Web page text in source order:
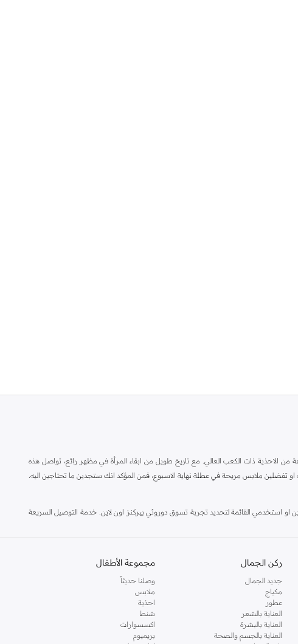
الاحذية ذات الكعب العالي. مع تاريخ طويل من ابقاء المرأة في مظهر رائع، تواصل هذه
او تفضلين ملابس مريحة في عطلة نهاية الاسبوع، فمن المؤكد انك ستجدين ما تحتاجين اليه.
استخدمي القائمة لتحديد تجربة تسوق دوروثي بيركنز اون لاين. خدمة التوصيل السريعة
ركن الجمال
جديد الجمال
مكياج
عطور
العناية بالشعر
العناية بالبشرة
العناية بالجسم والصحة
مجموعة الأطفال
وصلنا حديثاً
ملابس
احذية
شنط
اكسسوارات
بريميوم